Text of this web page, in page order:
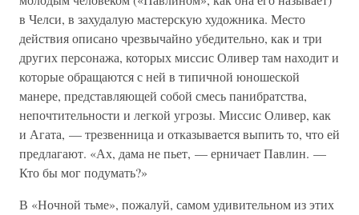
в Челси, в захудалую мастерскую художника. Место
действия описано чрезвычайно убедительно, как и три
других персонажа, которых миссис Оливер там находит и
которые обращаются с ней в типичной юношеской
манере, представляющей собой смесь панибратства,
непочтительности и легкой угрозы. Миссис Оливер, как
и Агата, — трезвенница и отказывается выпить то, что ей
предлагают. «Ах, дама не пьет, — ерничает Павлин. —
Кто бы мог подумать?»
В «Ночной тьме», пожалуй, самом удивительном из этих